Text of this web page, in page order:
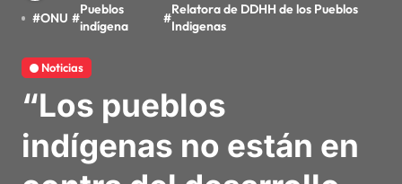
#ONU #
Pueblos
indígena
#
Relatora de DDHH de los Pueblos
Indigenas
Noticias
“Los pueblos
indígenas no están en